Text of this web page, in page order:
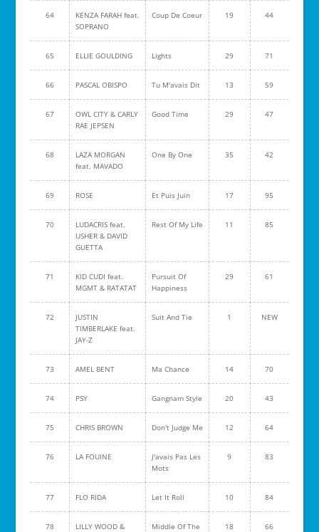
64
KENZA FARAH feat.
SOPRANO
Coup De Coeur 19 44
65 ELLIE GOULDING Lights 29 71
66 PASCAL OBISPO Tu M'avais Dit 13 59
67
OWL CITY & CARLY
RAE JEPSEN
Good Time 29 47
68
LAZA MORGAN
feat. MAVADO
One By One 35 42
69 ROSE Et Puis Juin 17 95
70
LUDACRIS feat.
USHER & DAVID
GUETTA
Rest Of My Life 11 85
71
KID CUDI feat.
MGMT & RATATAT
Pursuit Of
Happiness
29 61
72
JUSTIN
TIMBERLAKE feat.
JAY-Z
Suit And Tie 1 NEW
73 AMEL BENT Ma Chance 14 70
74 PSY Gangnam Style 20 43
75 CHRIS BROWN Don't Judge Me 12 64
76 LA FOUINE
J'avais Pas Les
Mots
9 83
77 FLO RIDA Let It Roll 10 84
78
LILLY WOOD &
Middle Of The
18 66